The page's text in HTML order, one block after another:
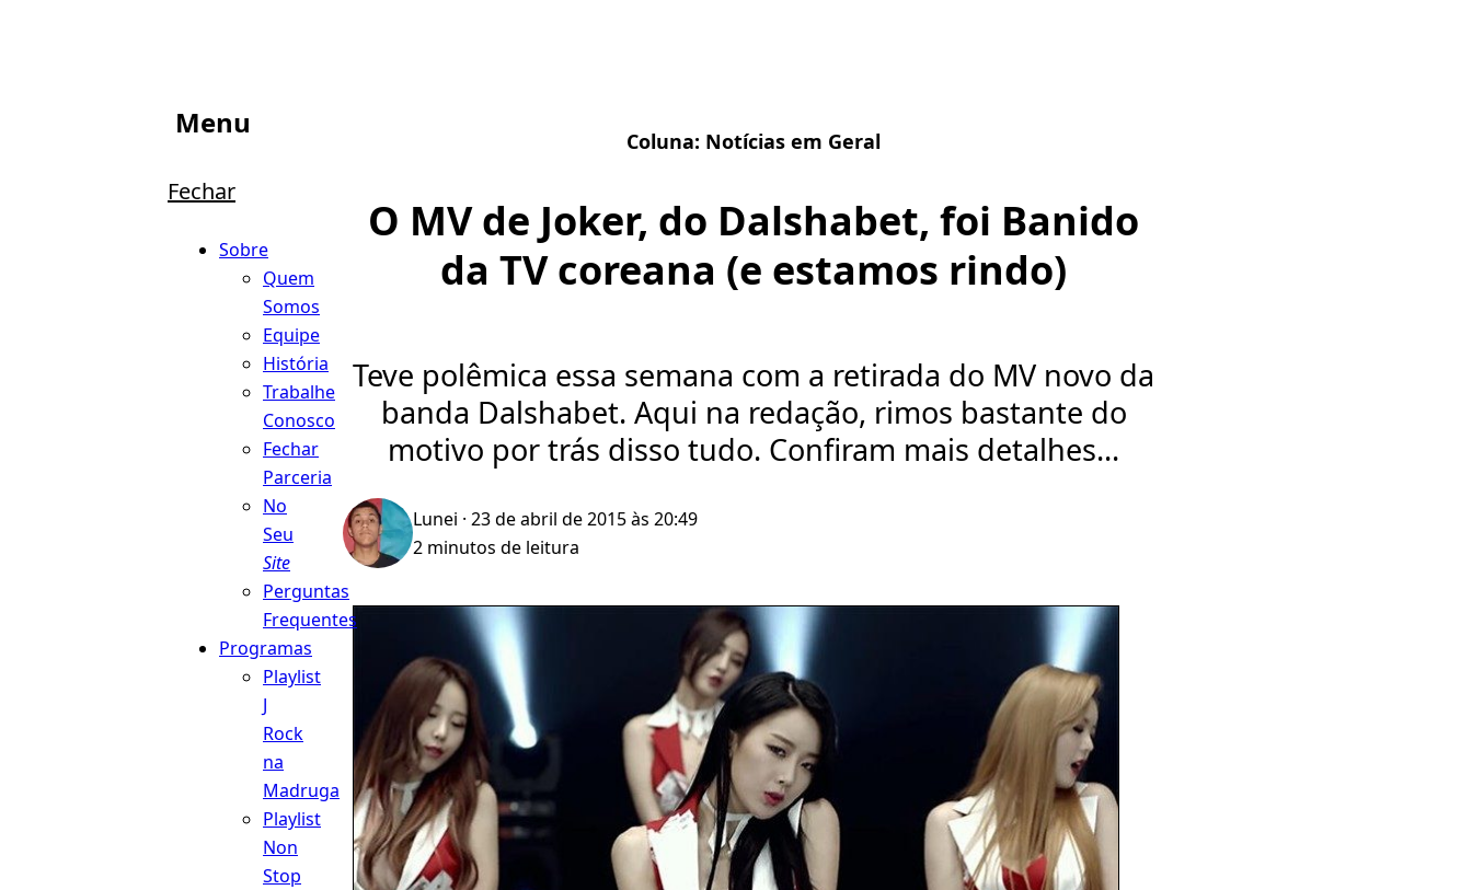
Menu
Fechar
Sobre
Quem
Somos
Equipe
História
Trabalhe
Conosco
Fechar
Parceria
No
Seu
Site
Perguntas
Frequentes
Programas
Playlist
J
Rock
na
Madruga
Playlist
Non
Stop
Coluna: Notícias em Geral
O MV de Joker, do Dalshabet, foi Banido
da TV coreana (e estamos rindo)
Teve polêmica essa semana com a retirada do MV novo da
banda Dalshabet. Aqui na redação, rimos bastante do
motivo por trás disso tudo. Confiram mais detalhes...
Lunei · 23 de abril de 2015 às 20:49
2 minutos de leitura